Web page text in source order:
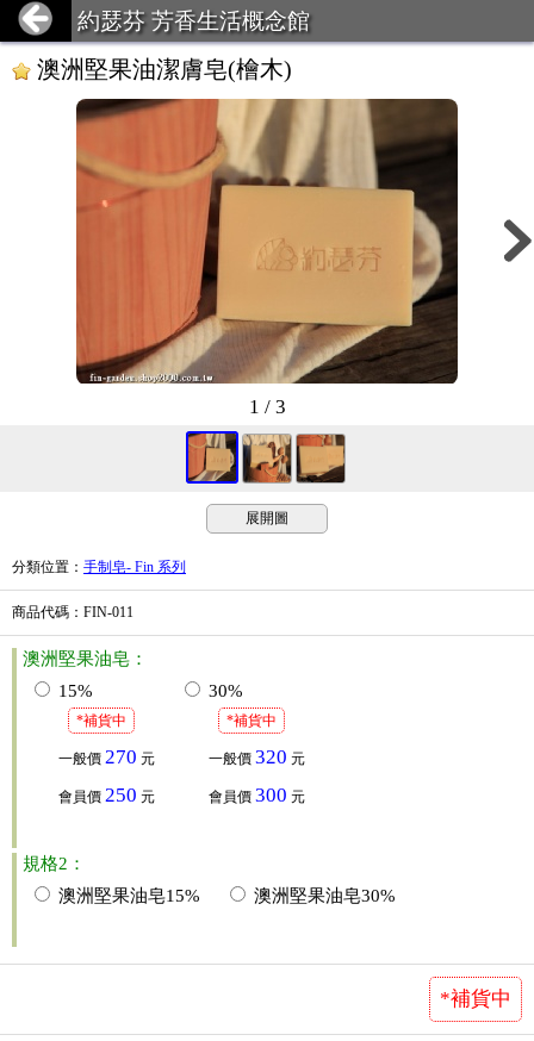
約瑟芬 芳香生活概念館
澳洲堅果油潔膚皂(檜木)
1 / 3
展開圖
分類位置 ： 手制皂- Fin 系列
商品代碼 ：FIN-011
澳洲堅果油皂：
15%
*補貨中
一般價 270 元
會員價 250 元
30%
*補貨中
一般價 320 元
會員價 300 元
規格2：
澳洲堅果油皂15%
澳洲堅果油皂30%
*補貨中